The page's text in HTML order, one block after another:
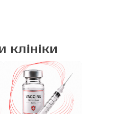
клініки